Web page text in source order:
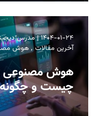
۱۴۰۴-۰۱-۲۴ مدرس
آخرین مقالات
هوش
چیست و چگونه